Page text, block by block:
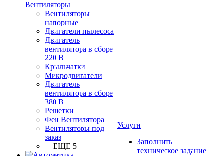
Вентиляторы
Вентиляторы
напорные
Двигатели пылесоса
Двигатель
вентилятора в сборе
220 В
Крыльчатки
Микродвигатели
Двигатель
вентилятора в сборе
380 В
Решетки
Фен Вентилятора
Вентиляторы под
заказ
+ ЕЩЕ 5
Услуги
Заполнить
техническое задание